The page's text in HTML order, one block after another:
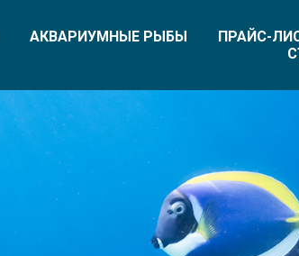
АКВАРИУМНЫЕ РЫБЫ ПРАЙС-